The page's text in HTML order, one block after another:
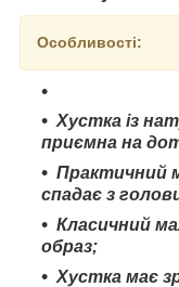
Особливості:
Хустка із
приємна на
Практичний
спадає з
Класичний
образ;
Хустка має